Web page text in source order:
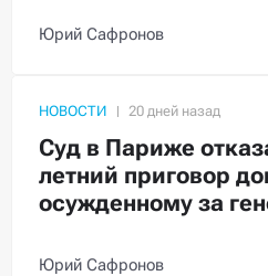
Юрий Сафронов
НОВОСТИ
Суд в Париже
летний приговор
осужденному за
Юрий Сафронов